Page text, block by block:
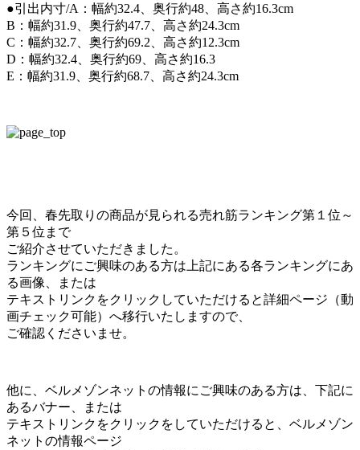
●引出内寸/A：幅約32.4、奥行約48、高さ約16.3cm
B：幅約31.9、奥行約47.7、高さ約24.3cm
C：幅約32.7、奥行約69.2、高さ約12.3cm
D：幅約32.4、奥行約69、高さ約16.3
E：幅約31.9、奥行約68.7、高さ約24.3cm
今回、春先取りの商品が見られる売れ筋ランキング第１位～
第５位まで
ご紹介させていただきました。
ランキングにご興味のある方は上記にある各ランキングにあ
る画像、または
テキストリンクをクリックしていただけると詳細ページ（動
画チェック可能）へ移行いたしますので、
ご確認くださいませ。
他に、ベルメゾンネットの情報にご興味のある方は、下記に
あるバナー、または
テキストリンクをクリックをしていただけると、ベルメゾン
ネットの情報ページ